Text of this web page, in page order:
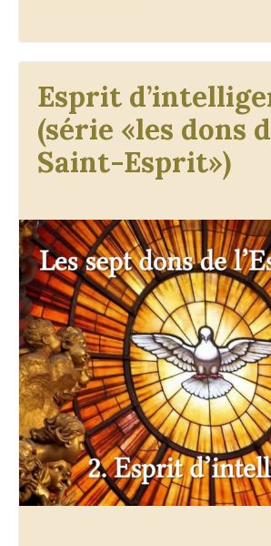
Esprit
(série «les dons
Saint-Esprit»)